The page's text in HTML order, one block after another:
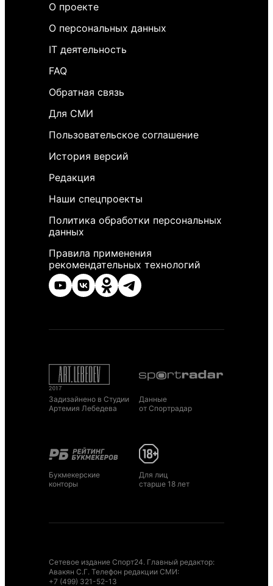
О проекте
О персональных данных
IT деятельность
FAQ
Обратная связь
Для СМИ
Пользовательское соглашение
История версий
Редакция
Наши спецпроекты
Политика обработки персональных
данных
Правила применения
рекомендательных технологий
Задизайнено в Студии
Артемия Лебедева
Данные
от Спортрадар
Букмекерские
конторы
Для лиц
старше 18 лет
Сетевое издание Спорт24. Главный редактор:
Авакян С.Г. Телефон редакции СМИ:
+7 (499) 321-52-13